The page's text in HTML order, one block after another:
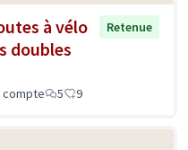
à vélo
doubles
Retenue
compte 5 9